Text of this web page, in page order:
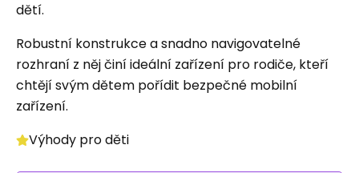
dětí.
Robustní konstrukce a snadno navigovatelné
rozhraní z něj činí ideální zařízení pro rodiče, kteří
chtějí svým dětem pořídit bezpečné mobilní
zařízení.
Výhody pro děti